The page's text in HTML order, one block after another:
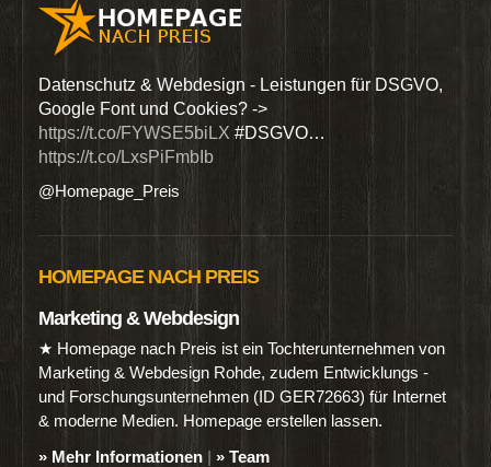
Datenschutz & Webdesign - Leistungen für DSGVO,
Google Font und Cookies? ->
https://t.co/FYWSE5biLX #DSGVO…
https://t.co/LxsPiFmbIb
@Homepage_Preis
HOMEPAGE NACH PREIS
Marketing & Webdesign
★ Homepage nach Preis ist ein Tochterunternehmen von
Marketing & Webdesign Rohde, zudem Entwicklungs -
und Forschungsunternehmen (ID GER72663) für Internet
& moderne Medien. Homepage erstellen lassen.
» Mehr Informationen | » Team